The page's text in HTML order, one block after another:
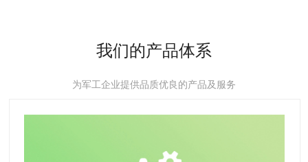
我们的产品体系
为军工企业提供品质优良的产品及服务